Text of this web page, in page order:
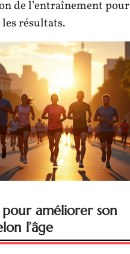
de l’entraînement pour
résultats.
pour améliorer son
l’âge